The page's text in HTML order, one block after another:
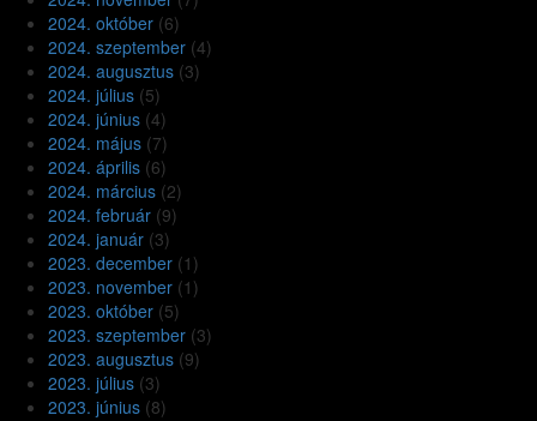
2024. október (6)
2024. szeptember (4)
2024. augusztus (3)
2024. július (5)
2024. június (4)
2024. május (7)
2024. április (6)
2024. március (2)
2024. február (9)
2024. január (3)
2023. december (1)
2023. november (1)
2023. október (5)
2023. szeptember (3)
2023. augusztus (9)
2023. július (3)
2023. június (8)